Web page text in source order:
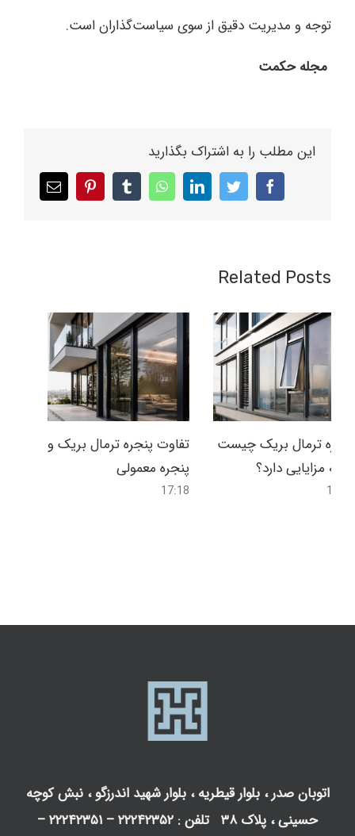
توجه و مدیریت دقیق از سوی سیاست‌گذاران است.
مجله حکمت
این مطلب را به اشتراک بگذارید
Related Posts
تفاوت پنجره ترمال بریک و
پنجره معمولی
17:18
پنجره ترمال بریک چیست
و چه مزایایی دارد؟
16:58
اتوبان صدر ، بلوار قیطریه ، بلوار شهید اندرزگو ، نبش کوچه
حسینی ، پلاک ۳۸ تلفن : ۲۲۲۴۲۳۵۲ – ۲۲۲۴۲۳۵۱ –